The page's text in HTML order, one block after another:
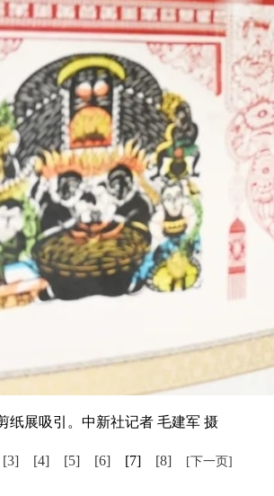
展吸引。中新社记者 毛建军 摄
[3] [4] [5] [6] [7] [8] [下一页]